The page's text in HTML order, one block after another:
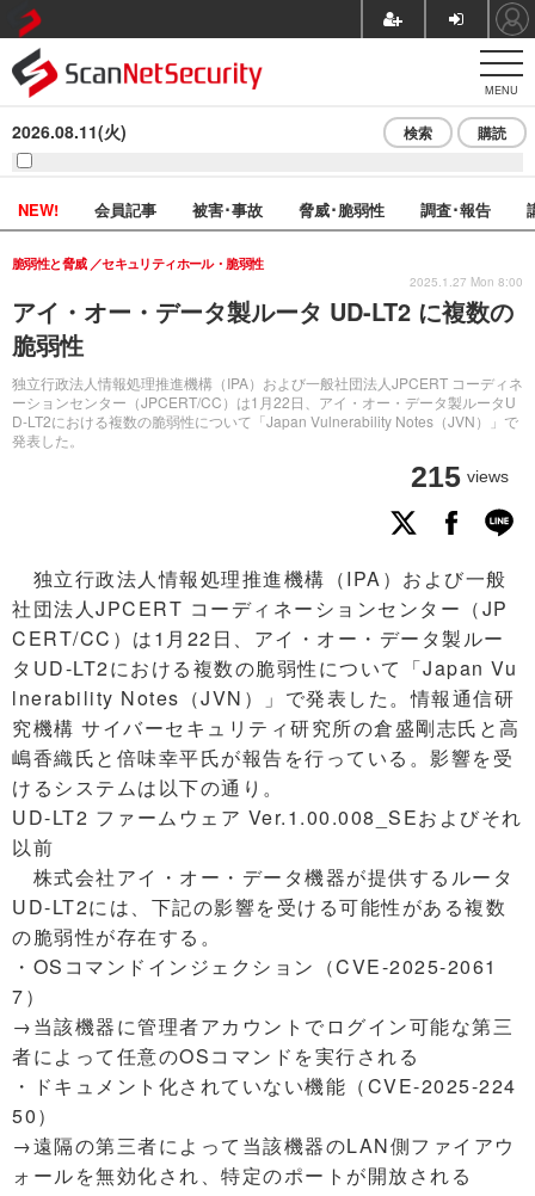
MENU
2026.08.11(火) 検索 購読
NEW! 会員記事 被害･事故 脅威･脆弱性 調査･報告
アイ・オー・データ製ルータ UD-LT2 に複数の
脆弱性
独立行政法人情報処理推進機構（IPA）および一般社団法人JPCERT コーディネ
ーションセンター（JPCERT/CC）は1月22日、アイ・オー・データ製ルータU
D-LT2における複数の脆弱性について「Japan Vulnerability Notes（JVN）」で
発表した。
脆弱性と脅威 セキュリティホール・脆弱性
215 views
2025.1.27 Mon 8:00
独立行政法人情報処理推進機構（IPA）および一般
社団法人JPCERT コーディネーションセンター（JP
CERT/CC）は1月22日、アイ・オー・データ製ルー
タUD-LT2における複数の脆弱性について「Japan Vu
lnerability Notes（JVN）」で発表した。情報通信研
究機構 サイバーセキュリティ研究所の倉盛剛志氏と高
嶋香織氏と倍味幸平氏が報告を行っている。影響を受
けるシステムは以下の通り。
UD-LT2 ファームウェア Ver.1.00.008_SEおよびそれ
以前
株式会社アイ・オー・データ機器が提供するルータ
UD-LT2には、下記の影響を受ける可能性がある複数
の脆弱性が存在する。
・OSコマンドインジェクション（CVE-2025-2061
7）
→当該機器に管理者アカウントでログイン可能な第三
者によって任意のOSコマンドを実行される
・ドキュメント化されていない機能（CVE-2025-224
50）
→遠隔の第三者によって当該機器のLAN側ファイアウ
ォールを無効化され、特定のポートが開放される